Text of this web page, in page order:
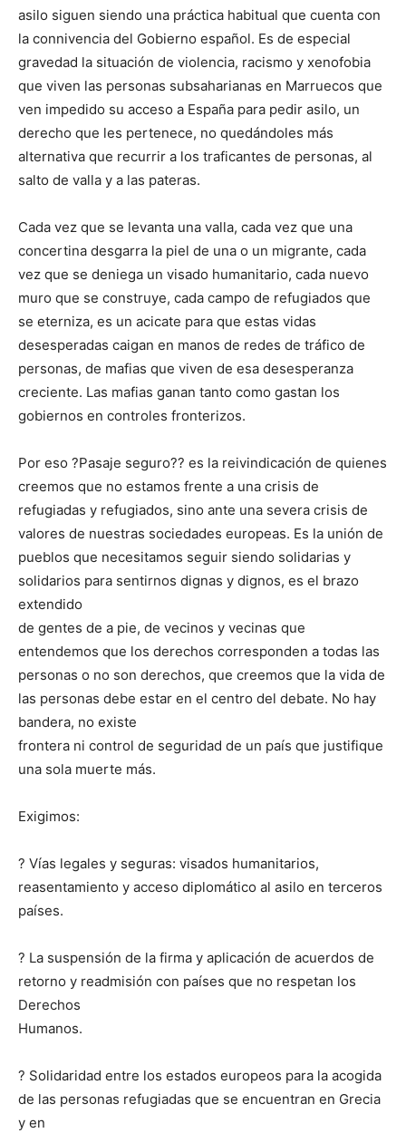
asilo siguen siendo una práctica habitual que cuenta con
la connivencia del Gobierno español. Es de especial
gravedad la situación de violencia, racismo y xenofobia
que viven las personas subsaharianas en Marruecos que
ven impedido su acceso a España para pedir asilo, un
derecho que les pertenece, no quedándoles más
alternativa que recurrir a los traficantes de personas, al
salto de valla y a las pateras.
Cada vez que se levanta una valla, cada vez que una
concertina desgarra la piel de una o un migrante, cada
vez que se deniega un visado humanitario, cada nuevo
muro que se construye, cada campo de refugiados que
se eterniza, es un acicate para que estas vidas
desesperadas caigan en manos de redes de tráfico de
personas, de mafias que viven de esa desesperanza
creciente. Las mafias ganan tanto como gastan los
gobiernos en controles fronterizos.
Por eso ?Pasaje seguro?? es la reivindicación de quienes
creemos que no estamos frente a una crisis de
refugiadas y refugiados, sino ante una severa crisis de
valores de nuestras sociedades europeas. Es la unión de
pueblos que necesitamos seguir siendo solidarias y
solidarios para sentirnos dignas y dignos, es el brazo
extendido
de gentes de a pie, de vecinos y vecinas que
entendemos que los derechos corresponden a todas las
personas o no son derechos, que creemos que la vida de
las personas debe estar en el centro del debate. No hay
bandera, no existe
frontera ni control de seguridad de un país que justifique
una sola muerte más.
Exigimos:
? Vías legales y seguras: visados humanitarios,
reasentamiento y acceso diplomático al asilo en terceros
países.
? La suspensión de la firma y aplicación de acuerdos de
retorno y readmisión con países que no respetan los
Derechos
Humanos.
? Solidaridad entre los estados europeos para la acogida
de las personas refugiadas que se encuentran en Grecia
y en